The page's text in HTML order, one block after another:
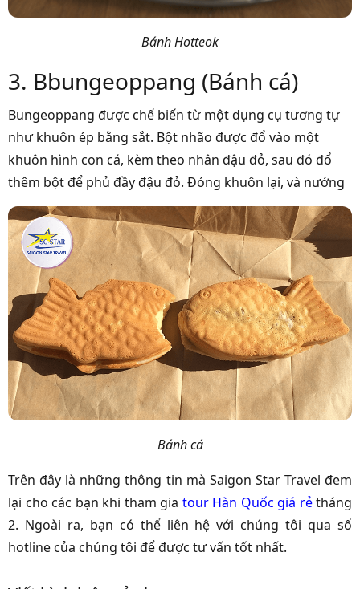
Bánh Hotteok
3. Bbungeoppang (Bánh cá)
Bungeoppang được chế biến từ một dụng cụ tương tự
như khuôn ép bằng sắt. Bột nhão được đổ vào một
khuôn hình con cá, kèm theo nhân đậu đỏ, sau đó đổ
thêm bột để phủ đầy đậu đỏ. Đóng khuôn lại, và nướng
Bánh cá
Trên đây là những thông tin mà Saigon Star Travel đem
lại cho các bạn khi tham gia tour Hàn Quốc giá rẻtháng
2. Ngoài ra, bạn có thể liên hệ với chúng tôi qua số
hotline của chúng tôi để được tư vấn tốt nhất.